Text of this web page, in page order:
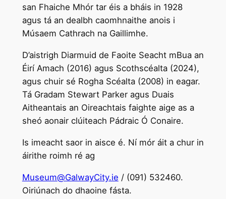
san Fhaiche Mhór tar éis a bháis in 1928
agus tá an dealbh caomhnaithe anois i
Músaem Cathrach na Gaillimhe.
D’aistrigh Diarmuid de Faoite Seacht mBua an
Éirí Amach (2016) agus Scothscéalta (2024),
agus chuir sé Rogha Scéalta (2008) in eagar.
Tá Gradam Stewart Parker agus Duais
Aitheantais an Oireachtais faighte aige as a
sheó aonair clúiteach Pádraic Ó Conaire.
Is imeacht saor in aisce é. Ní mór áit a chur in
áirithe roimh ré ag
Museum@GalwayCity.ie / (091) 532460.
Oiriúnach do dhaoine fásta.